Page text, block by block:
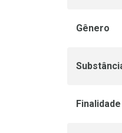
Gênero
Finalidade